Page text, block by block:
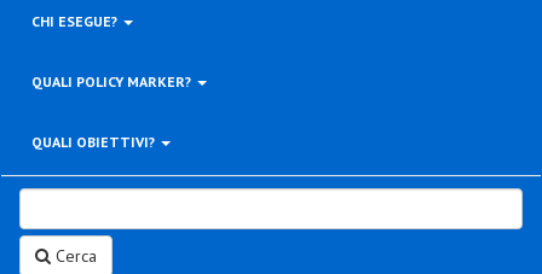
CHI ESEGUE?
QUALI POLICY MARKER?
QUALI OBIETTIVI?
Cerca